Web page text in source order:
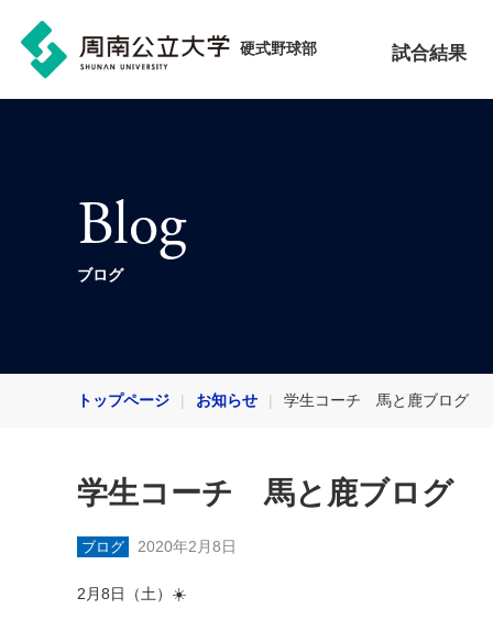
硬式野球部 試合結果
Blog
ブログ
トップページ お知らせ 学生コーチ 馬と鹿ブログ
学生コーチ 馬と鹿ブログ
ブログ 2020年2月8日
2月8日（土）☀️